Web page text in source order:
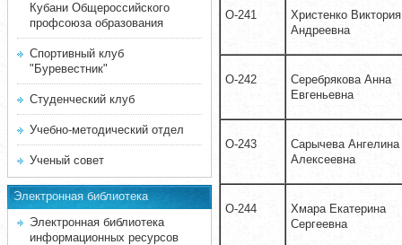
Кубани Общероссийского
профсоюза образования
Спортивный клуб
"Буревестник"
Студенческий клуб
Учебно-методический отдел
Ученый совет
Электронная библиотека
Электронная библиотека
информационных ресурсов
О-241
Христенко Виктория
Андреевна
О-242
Серебрякова Анна
Евгеньевна
О-243
Сарычева Ангелина
Алексеевна
О-244
Хмара Екатерина
Сергеевна